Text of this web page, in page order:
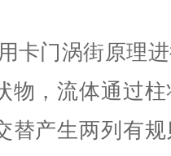
卡门涡街原理
物，流体通过
替产生两列有